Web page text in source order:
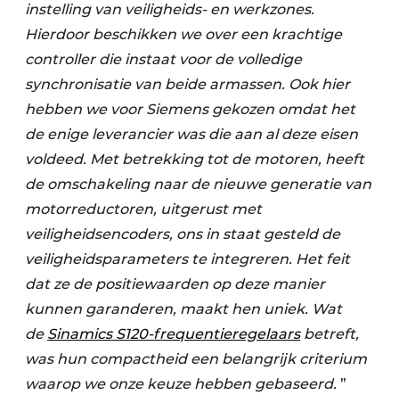
instelling van veiligheids- en werkzones.
Hierdoor beschikken we over een krachtige
controller die instaat voor de volledige
synchronisatie van beide armassen. Ook hier
hebben we voor Siemens gekozen omdat het
de enige leverancier was die aan al deze eisen
voldeed. Met betrekking tot de motoren, heeft
de omschakeling naar de nieuwe generatie van
motorreductoren, uitgerust met
veiligheidsencoders, ons in staat gesteld de
veiligheidsparameters te integreren. Het feit
dat ze de positiewaarden op deze manier
kunnen garanderen, maakt hen uniek. Wat
de Sinamics S120-frequentieregelaarsbetreft,
was hun compactheid een belangrijk criterium
waarop we onze keuze hebben gebaseerd. ”